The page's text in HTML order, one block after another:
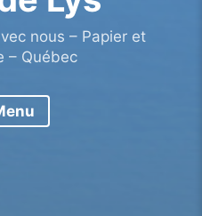
nous – Papier et
– Québec